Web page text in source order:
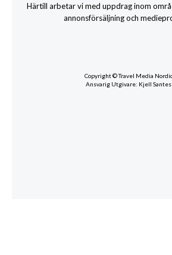
Härtill arbetar vi med uppdrag inom
annonsförsäljning och
Copyright © Travel Media
Ansvarig Utgivare: Kjell